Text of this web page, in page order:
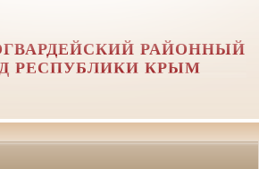
РАЙОННЫЙ
РЕСПУБЛИКИ КРЫМ